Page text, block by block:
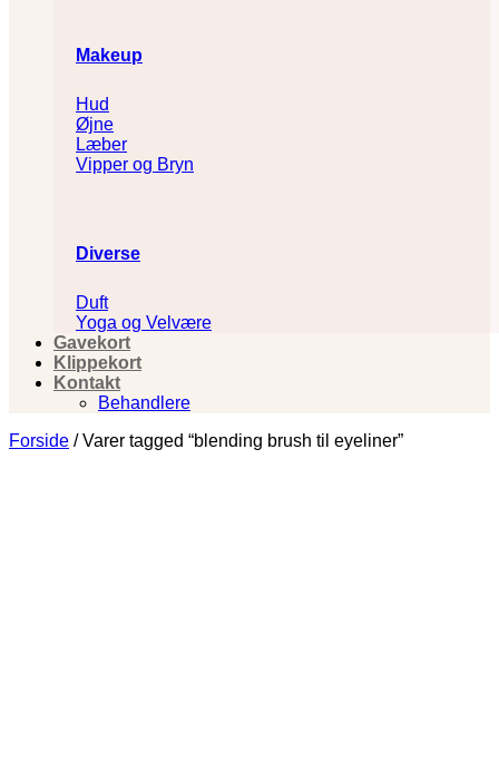
Makeup
Hud
Øjne
Læber
Vipper og Bryn
Diverse
Duft
Yoga og Velvære
Gavekort
Klippekort
Kontakt
Behandlere
Forside /Varer tagged “blending brush til eyeliner”